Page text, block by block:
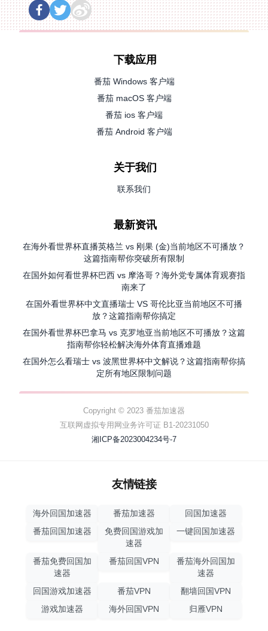
下载应用
番茄 Windows 客户端
番茄 macOS 客户端
番茄 ios 客户端
番茄 Android 客户端
关于我们
联系我们
最新资讯
在海外看世界杯直播英格兰 vs 刚果 (金)当前地区不可播放？
这篇指南帮你突破所有限制
在国外如何看世界杯巴西 vs 摩洛哥？海外党专属体育观赛指
南来了
在国外看世界杯中文直播瑞士 VS 哥伦比亚当前地区不可播
放？这篇指南帮你搞定
在国外看世界杯巴拿马 vs 克罗地亚当前地区不可播放？这篇
指南帮你轻松解决海外体育直播难题
在国外怎么看瑞士 vs 波黑世界杯中文解说？这篇指南帮你搞
定所有地区限制问题
Copyright © 2023 番茄加速器
互联网虚拟专用网业务许可证 B1-20231050
湘ICP备2023004234号-7
友情链接
海外回国加速器 番茄加速器
回国加速器
番茄回国加速器
免费回国游戏加
速器
一键回国加速器
番茄免费回国加
速器
番茄回国VPN
番茄海外回国加
速器
回国游戏加速器
番茄VPN
翻墙回国VPN
游戏加速器
海外回国VPN 归雁VPN